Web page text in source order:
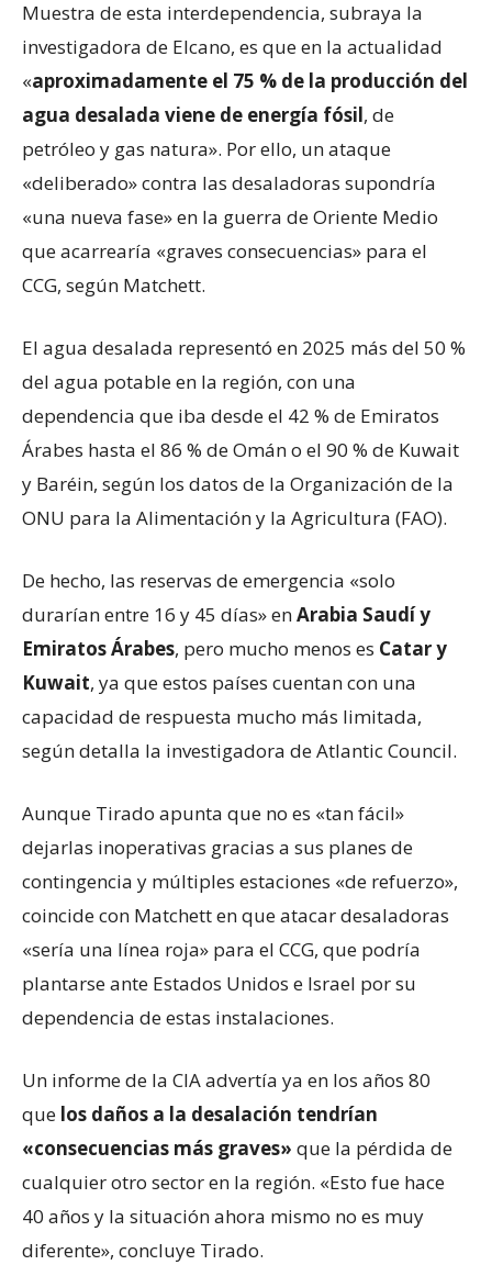
Muestra de esta interdependencia, subraya la
investigadora de Elcano, es que en la actualidad
«aproximadamente el 75 % de la producción del
agua desalada viene de energía fósil, de
petróleo y gas natura». Por ello, un ataque
«deliberado» contra las desaladoras supondría
«una nueva fase» en la guerra de Oriente Medio
que acarrearía «graves consecuencias» para el
CCG, según Matchett.
El agua desalada representó en 2025 más del 50 %
del agua potable en la región, con una
dependencia que iba desde el 42 % de Emiratos
Árabes hasta el 86 % de Omán o el 90 % de Kuwait
y Baréin, según los datos de la Organización de la
ONU para la Alimentación y la Agricultura (FAO).
De hecho, las reservas de emergencia «solo
durarían entre 16 y 45 días» enArabia Saudí y
Emiratos Árabes, pero mucho menos es Catar y
Kuwait, ya que estos países cuentan con una
capacidad de respuesta mucho más limitada,
según detalla la investigadora de Atlantic Council.
Aunque Tirado apunta que no es «tan fácil»
dejarlas inoperativas gracias a sus planes de
contingencia y múltiples estaciones «de refuerzo»,
coincide con Matchett en que atacar desaladoras
«sería una línea roja» para el CCG, que podría
plantarse ante Estados Unidos e Israel por su
dependencia de estas instalaciones.
Un informe de la CIA advertía ya en los años 80
que los daños a la desalación tendrían
«consecuencias más graves» que la pérdida de
cualquier otro sector en la región. «Esto fue hace
40 años y la situación ahora mismo no es muy
diferente», concluye Tirado.